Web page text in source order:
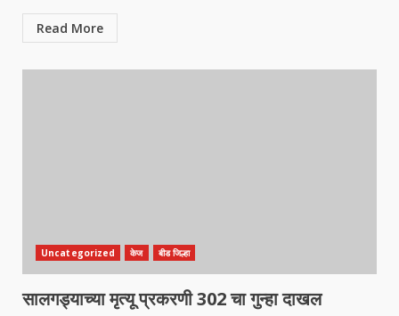
Read More
Uncategorized केज बीड जिल्हा
सालगड्याच्या मृत्यू प्रकरणी 302 चा गुन्हा दाखल